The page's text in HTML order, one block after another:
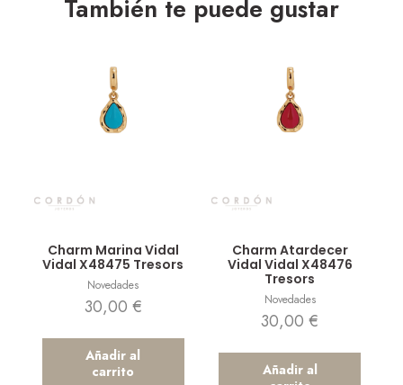
También te puede gustar
Charm Marina Vidal
Vidal X48475 Tresors
Novedades
30,00 €
Añadir al
carrito
Charm Atardecer
Vidal Vidal X48476
Tresors
Novedades
30,00€
Añadir al